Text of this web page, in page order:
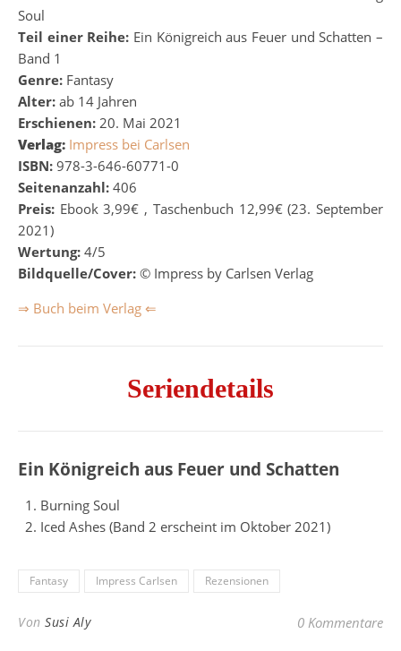
Soul
Teil einer Reihe: Ein Königreich aus Feuer und Schatten –
Band 1
Genre: Fantasy
Alter: ab 14 Jahren
Erschienen: 20. Mai 2021
Verlag: Impress bei Carlsen
ISBN: 978-3-646-60771-0
Seitenanzahl: 406
Preis: Ebook 3,99€ , Taschenbuch 12,99€ (23. September
2021)
Wertung: 4/5
Bildquelle/Cover: © Impress by Carlsen Verlag
⇒ Buch beim Verlag ⇐
Seriendetails
Ein Königreich aus Feuer und Schatten
Burning Soul
Iced Ashes (Band 2 erscheint im Oktober 2021)
Fantasy Impress Carlsen Rezensionen
Von Susi Aly 0 Kommentare